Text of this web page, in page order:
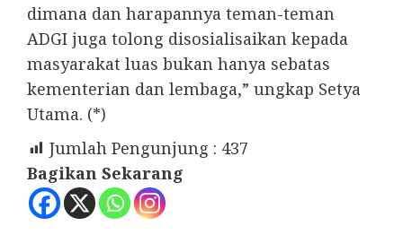
dimana dan harapannya teman-teman
ADGI juga tolong disosialisaikan kepada
masyarakat luas bukan hanya sebatas
kementerian dan lembaga,” ungkap Setya
Utama. (*)
Jumlah Pengunjung : 437
Bagikan Sekarang